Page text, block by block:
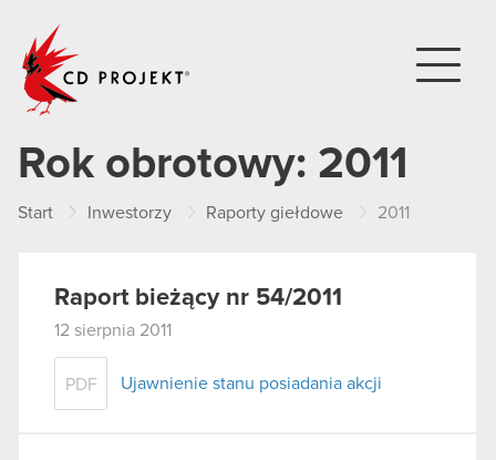
Rok obrotowy: 2011
Start Inwestorzy Raporty giełdowe 2011
Raport bieżący nr 54/2011
12 sierpnia 2011
PDF Ujawnienie stanu posiadania akcji